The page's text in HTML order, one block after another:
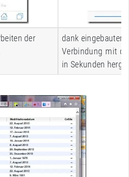
der
dank
Verbindung mit
in Sekunden